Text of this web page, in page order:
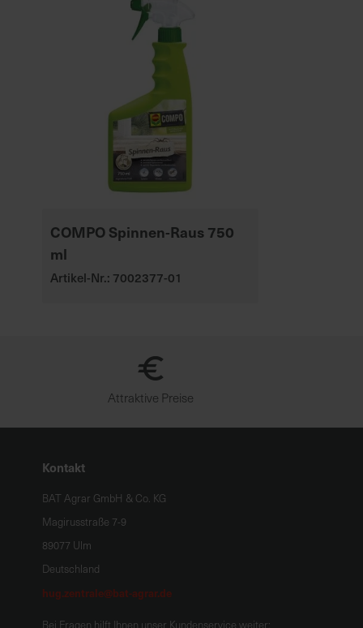
COMPO Spinnen-Raus 750
ml
Artikel-Nr.: 7002377-01
Attraktive Preise
Kontakt
BAT Agrar GmbH & Co. KG
Magirusstraße 7-9
89077 Ulm
Deutschland
hug.zentrale@bat-agrar.de
Bei Fragen hilft Ihnen unser Kundenservice weiter: